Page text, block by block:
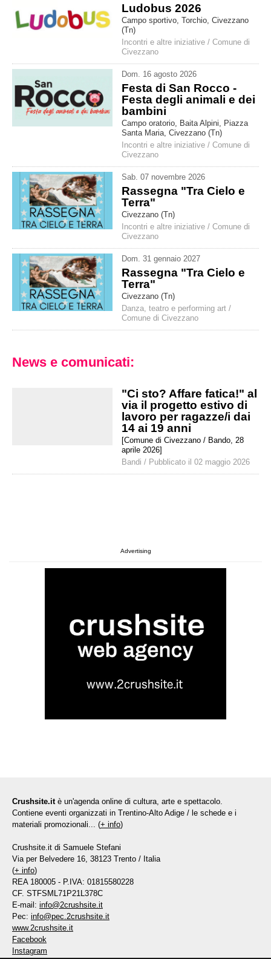
Ludobus 2026
Campo sportivo, Torchio, Civezzano
(Tn)
Incontri e altre iniziative /Comune di
Civezzano
Dom. 16 agosto 2026
Festa di San Rocco -
Festa degli animali e dei
bambini
Campo oratorio, Baita Alpini, Piazza
Santa Maria, Civezzano (Tn)
Incontri e altre iniziative /Comune di
Civezzano
Sab.07 novembre 2026
Rassegna "Tra Cielo e
Terra"
Civezzano (Tn)
Incontri e altre iniziative /Comune di
Civezzano
Dom.31 gennaio 2027
Rassegna "Tra Cielo e
Terra"
Civezzano (Tn)
Danza, teatro e performing art /
Comune di Civezzano
News e comunicati:
"Ci sto? Affare fatica!" al
via il progetto estivo di
lavoro per ragazze/i dai
14 ai 19 anni
[Comune di Civezzano / Bando, 28
aprile 2026]
Bandi / Pubblicato il02 maggio 2026
Advertising
Crushsite.it è un'agenda online di cultura, arte e spettacolo.
Contiene eventi organizzati in Trentino-Alto Adige / le schede e i
materiali promozionali... (+ info)
Crushsite.it di Samuele Stefani
Via per Belvedere 16, 38123 Trento / Italia
(+ info)
REA 180005 - P.IVA: 01815580228
CF. STFSML71P21L378C
E-mail: info@2crushsite.it
Pec: info@pec.2crushsite.it
www.2crushsite.it
Facebook
Instagram